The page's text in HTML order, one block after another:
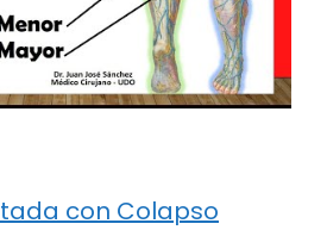
con Colapso